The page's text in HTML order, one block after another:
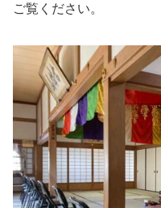
ご覧ください。